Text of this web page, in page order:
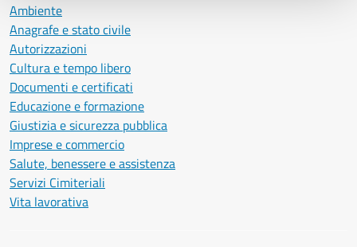
Ambiente
Anagrafe e stato civile
Autorizzazioni
Cultura e tempo libero
Documenti e certificati
Educazione e formazione
Giustizia e sicurezza pubblica
Imprese e commercio
Salute, benessere e assistenza
Servizi Cimiteriali
Vita lavorativa